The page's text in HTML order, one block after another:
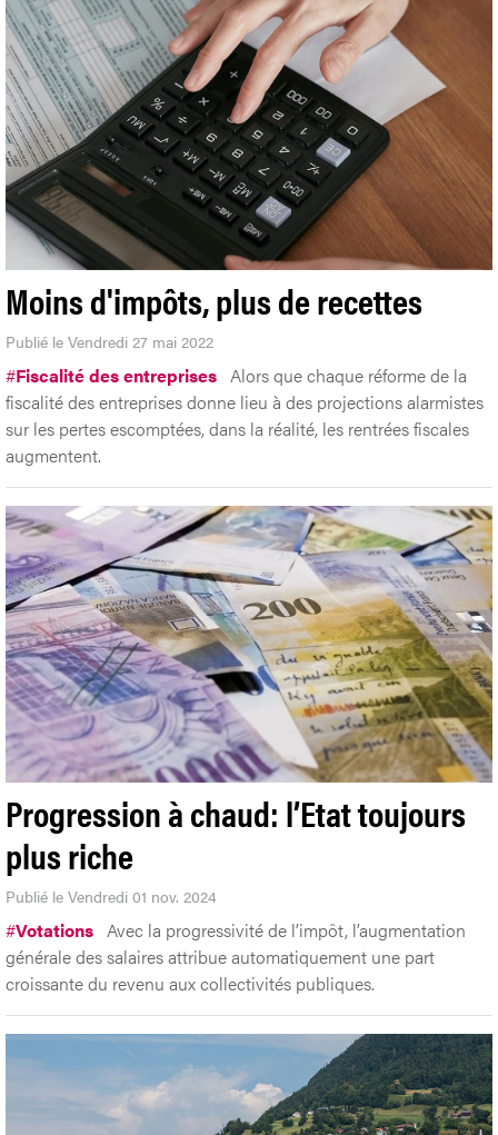
Moins d'impôts, plus de recettes
Publié le Vendredi 27 mai 2022
#Fiscalité des entreprises Alors que chaque réforme de la
fiscalité des entreprises donne lieu à des projections alarmistes
sur les pertes escomptées, dans la réalité, les rentrées fiscales
augmentent.
Progression à chaud: l’Etat toujours
plus riche
Publié le Vendredi 01 nov. 2024
#Votations Avec la progressivité de l’impôt, l’augmentation
générale des salaires attribue automatiquement une part
croissante du revenu aux collectivités publiques.